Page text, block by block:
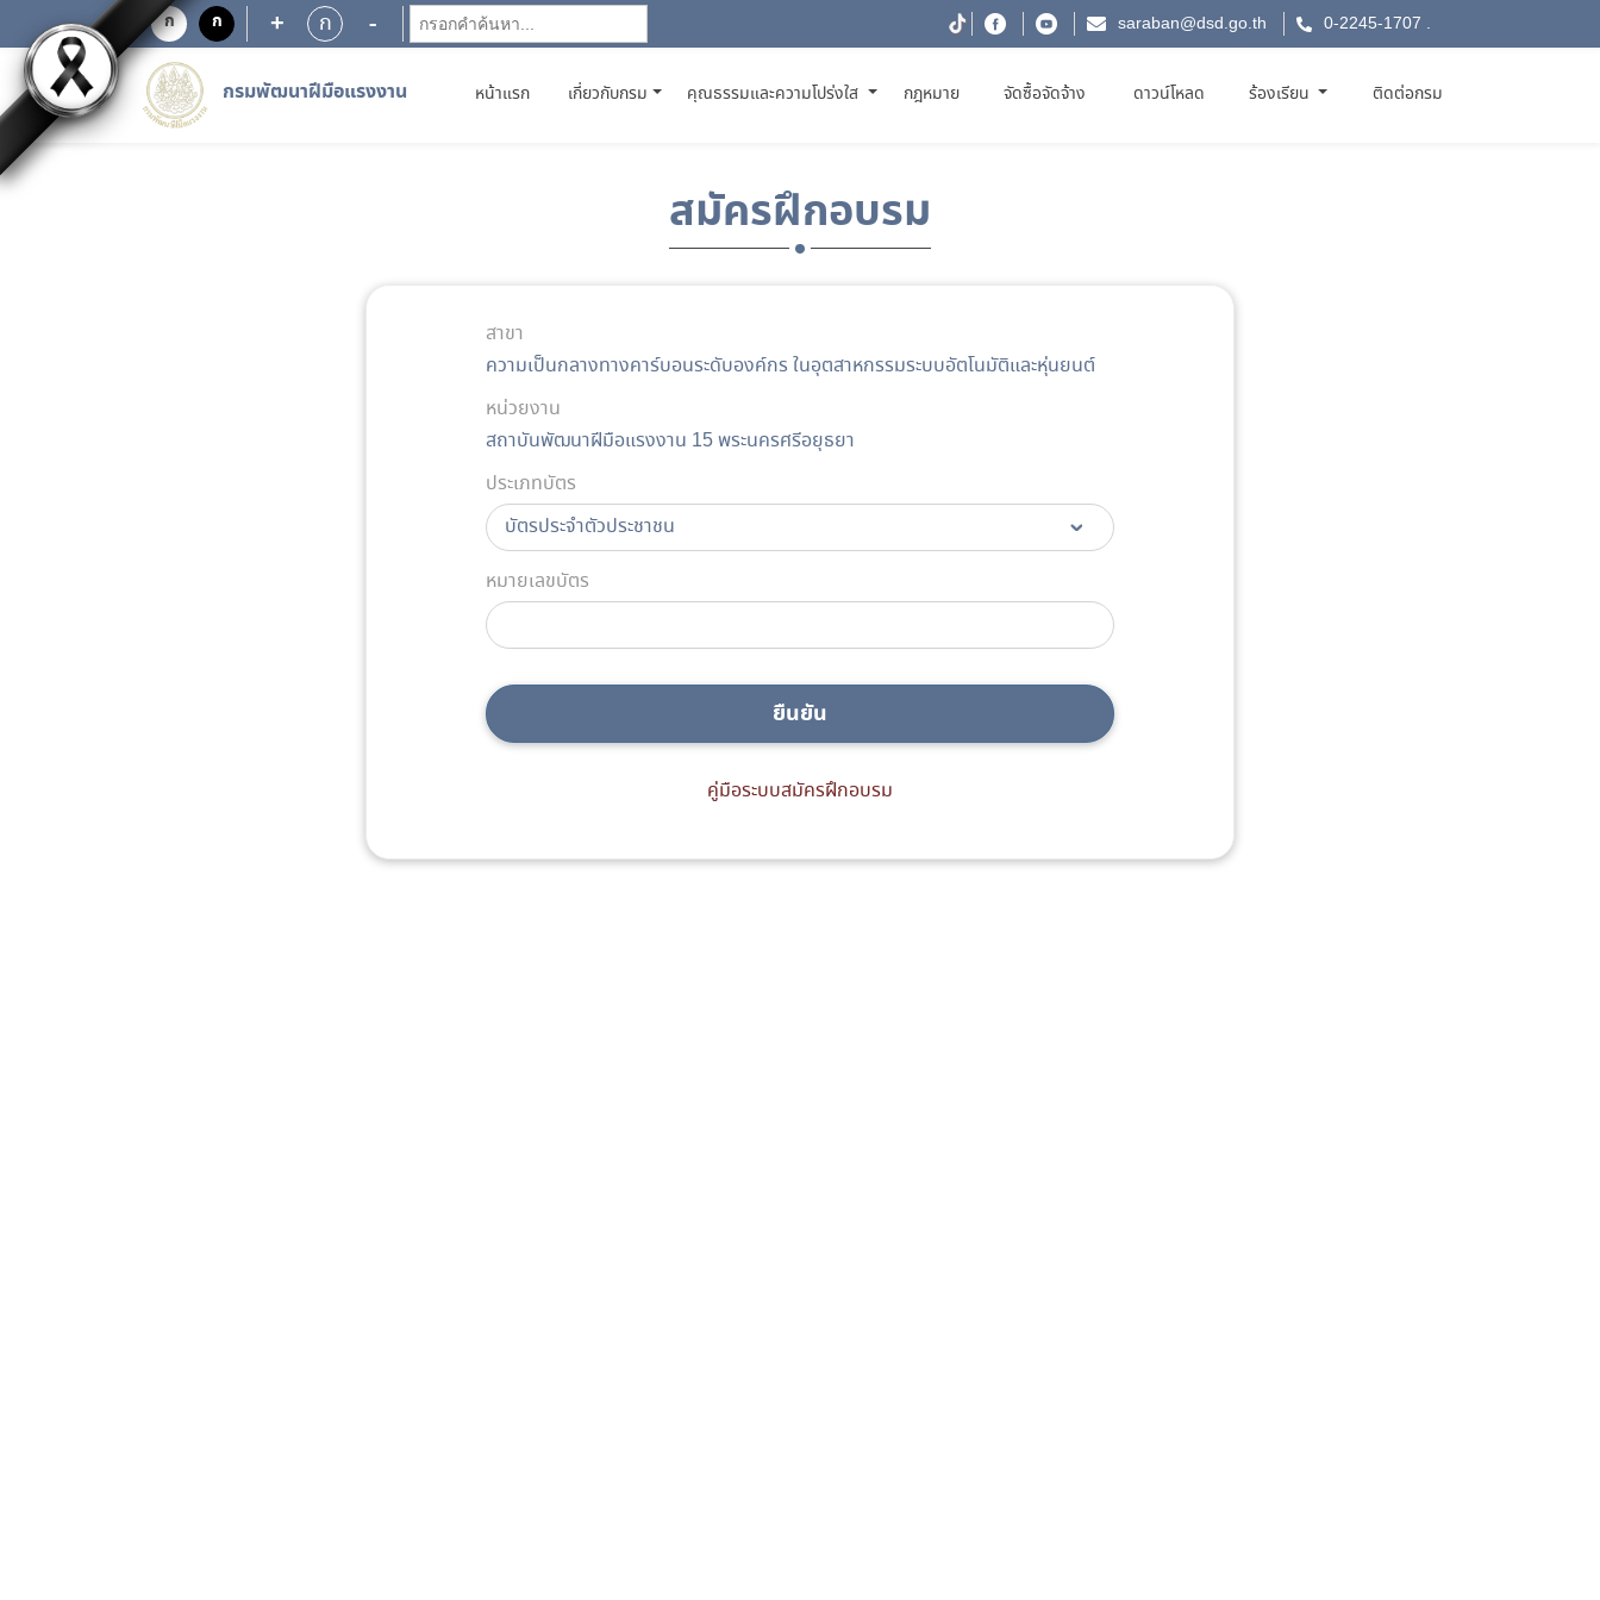
ก ก + ก - saraban@dsd.go.th 0-2245-1707 .
กรมพัฒนาฝีมือแรงงาน หน้าแรก(CURRENT)
เกี่ยวกับกรม คุณธรรมและความโปร่งใส กฎหมาย จัดซื้อจัดจ้าง ดาวน์โหลด ร้องเรียน ติดต่อกรม
สมัครฝึกอบรม
สาขา
ความเป็นกลางทางคาร์บอนระดับองค์กร ในอุตสาหกรรมระบบอัตโนมัติและหุ่นยนต์
หน่วยงาน
สถาบันพัฒนาฝีมือแรงงาน 15 พระนครศรีอยุธยา
ประเภทบัตร
หมายเลขบัตร
ยืนยัน
คู่มือระบบสมัครฝึกอบรม